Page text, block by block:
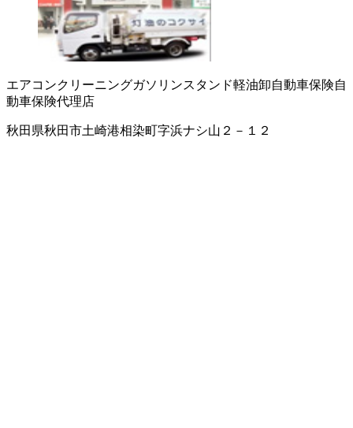
エアコンクリーニングガソリンスタンド軽油卸自動車保険自
動車保険代理店
秋田県秋田市土崎港相染町字浜ナシ山２－１２